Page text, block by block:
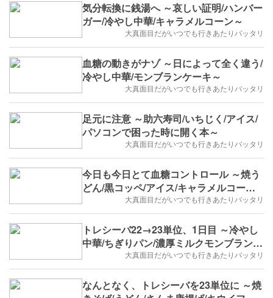
気分転換に銭湯へ ～哀しい証明/ハンバー
ガー/冷やし中華/キャラメルコーン～
大真面目だがいつでも行きあたりバッタリ
血糖の動きがナゾ ～日によって全く違う/
冷やし中華/モンブランケーキ～
大真面目だがいつでも行きあたりバッタリ
足元に注意 ～助六寿司/いちじく/アイス/
パソコンで困った時に開く本～
大真面目だがいつでも行きあたりバッタリ
今日も今日とて血糖コントロール ～焼う
どん/黒コッペ/アイス/キャラメルコーン/
大真面目だがいつでも行きあたりバッタリ
トレシーバ22→23単位、1日目 ～冷やし
中華/ちぎりパン/濃厚ミルクモンブランケ
大真面目だがいつでも行きあたりバッタリ
なんとなく、トレシーバを23単位に ～焼